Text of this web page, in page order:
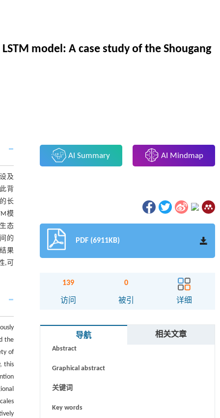
model: A case study of the Shougang
及
背
长
模
态
的
果
,可
the
of
this
AI Summary AI Mindmap
PDF (6911KB)
139
访问
0
被引 详细
导航 相关文章
Abstract
Graphical abstract
关键词
Key words